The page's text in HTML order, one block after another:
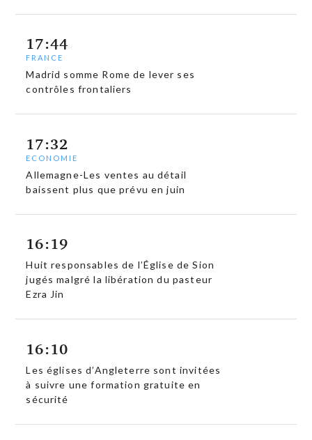
17:44
FRANCE
Madrid somme Rome de lever ses
contrôles frontaliers
17:32
ECONOMIE
Allemagne-Les ventes au détail
baissent plus que prévu en juin
16:19
Huit responsables de l’Église de Sion
jugés malgré la libération du pasteur
Ezra Jin
16:10
Les églises d’Angleterre sont invitées
à suivre une formation gratuite en
sécurité